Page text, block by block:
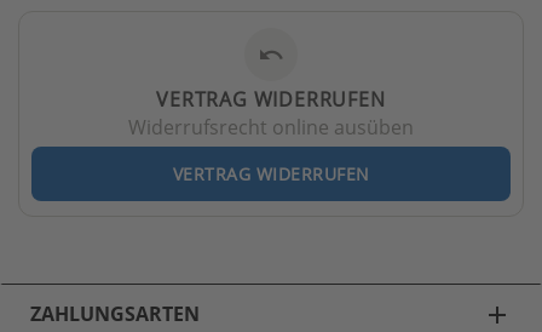
undo
VERTRAG WIDERRUFEN
Widerrufsrecht online ausüben
VERTRAG WIDERRUFEN
ZAHLUNGSARTEN add